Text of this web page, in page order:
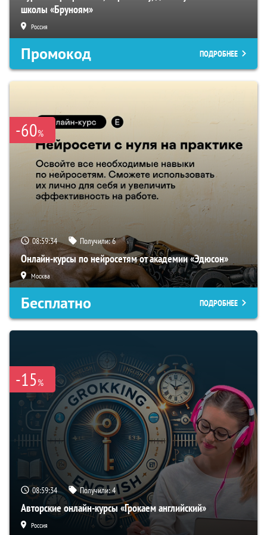
школы «Бруноям»
Россия
Промокод ПОДРОБНЕЕ
-60%
08:59:34 Получили:6
Онлайн-курсы по нейросетям от академии «Эдюсон»
Москва
Бесплатно ПОДРОБНЕЕ
-15%
08:59:34 Получили:4
Авторские онлайн-курсы «Грокаем английский»
Россия